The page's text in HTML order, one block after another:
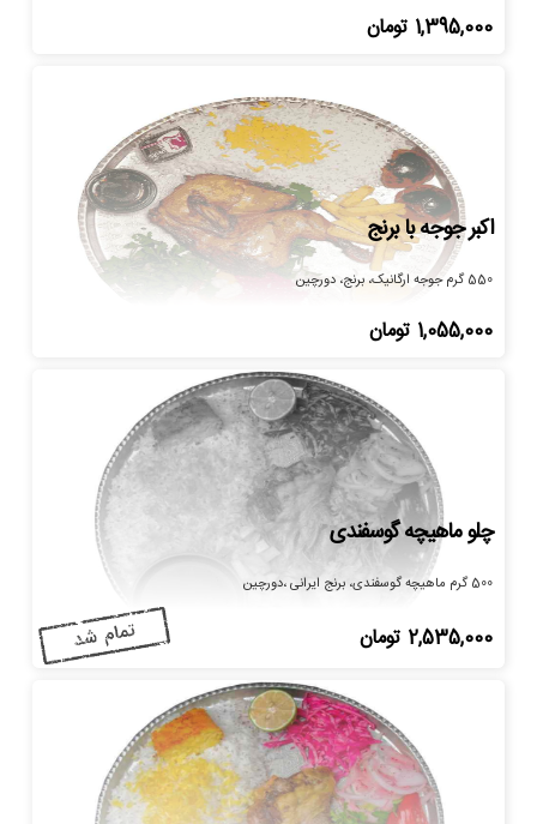
1,395,000 تومان
اکبر جوجه با برنج
550 گرم جوجه ارگانیک، برنج، دورچین
1,055,000 تومان
چلو ماهیچه گوسفندی
500 گرم ماهیچه گوسفندی، برنج ایرانی ،دورچین
2,535,000 تومان